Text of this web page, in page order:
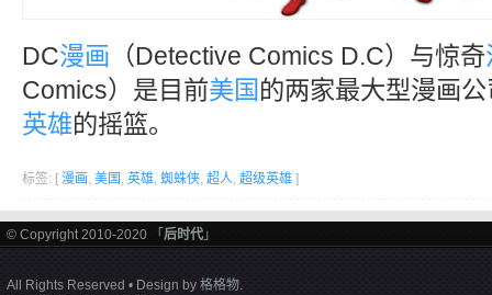
DC漫画 （Detective Comics D.C）与惊奇
Comics）是目前美国的两家最大型漫画
英雄的摇篮。
标签: [ 漫画, 美国 , 英雄, 蜘蛛侠, 超人, 超级英雄 ]
© Copyright 2010-2020 「 后时代 」
All Rights Reserved • Design by 格格物.